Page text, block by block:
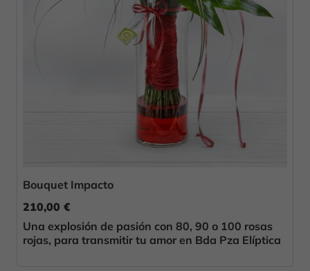
Bouquet Impacto
210,00 €
Una explosión de pasión con 80, 90 o 100 rosas
rojas, para transmitir tu amor en Bda Pza Elíptica